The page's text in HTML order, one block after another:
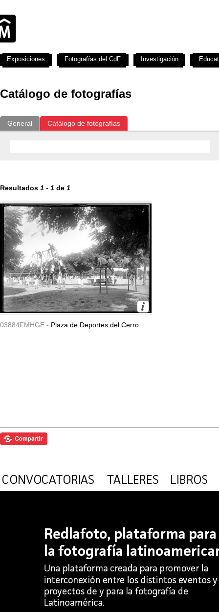
Catálogo de fotografías
General Catálogo de fotografías
Resultados 1 - 1 de 1
03884FMHGE - Plaza de Deportes del Cerro.
Exposiciones Fotografías del CdF Investigación